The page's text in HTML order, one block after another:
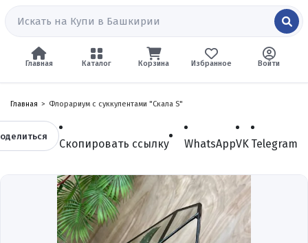
Главная Каталог Войти
Избранное
Корзина
Главная Флорариум с суккулентами "Скала S"
Скопировать ссылку WhatsAppVK Telegram